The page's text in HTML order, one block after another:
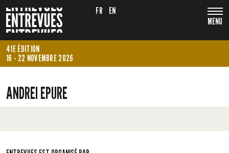
MENU
FR EN
41E ÉDITION
16 - 22 NOVEMBRE 2026
ANDREI EPURE